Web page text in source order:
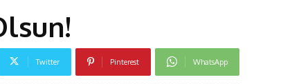
Twitter Pinterest WhatsApp